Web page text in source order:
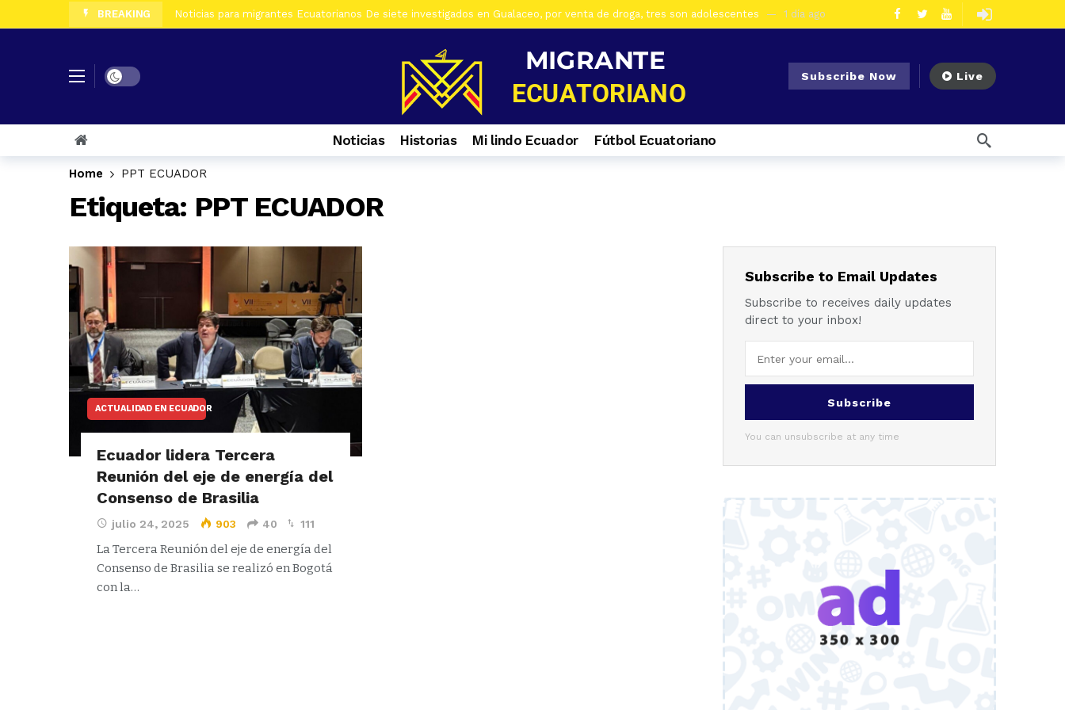
BREAKING Noticias para migrantes Ecuatorianos De siete investigados en Gualaceo, por venta de droga, tres son adolescentes 1 día ago
Noticias para migrantes Ecuatorianos Cinco farmacias clausuradas por comercializar productos irregulares en Azogues 2 días ago
Noticias para migrantes Ecuatorianos Casa era utilizada para almacenar armas en La Troncal. Hay una mujer detenida 2 días ago
Noticias para migrantes Ecuatorianos Cuatro ciudadanos vinculados a Los Águilas son detenidos en La Troncal por presunto tráfico de droga
Noticias para migrantes Ecuatorianos Contactos de emergencia para quienes caminan a El Cisne 6 días ago
Noticias para migrantes Ecuatorianos Culminan mantenimiento de la Central Hidroeléctrica Mazar
Dark mode Subscribe Now Live
Noticias Historias Mi lindo Ecuador Fútbol Ecuatoriano
Home PPT ECUADOR
Etiqueta: PPT ECUADOR
ACTUALIDAD EN ECUADOR
Ecuador lidera Tercera
Reunión del eje de energía del
Consenso de Brasilia
julio 24, 2025 903 40 111
La Tercera Reunión del eje de energía del
Consenso de Brasilia se realizó en Bogotá
con la…
Subscribe to Email Updates
Subscribe to receives daily updates
direct to your inbox!
Subscribe
You can unsubscribe at any time